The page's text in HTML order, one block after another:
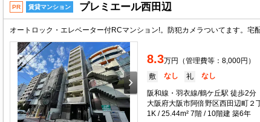
PR 賃貸マンション プレミエール西田辺
8.3万円（管理費等：8,000円）
敷 なし 礼 なし
阪和線・羽衣線/鶴ケ丘駅 徒歩2分
大阪府大阪市阿倍野区西田辺町２
1K / 25.44m² 7階 / 10階建 築6年